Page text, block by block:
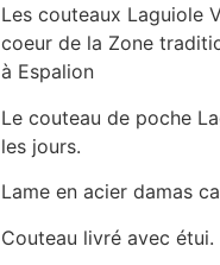
Les couteaux Laguiole
coeur de la Zone
à Espalion
Le couteau de poche
les jours.
Lame en acier damas
Couteau livré avec étui.